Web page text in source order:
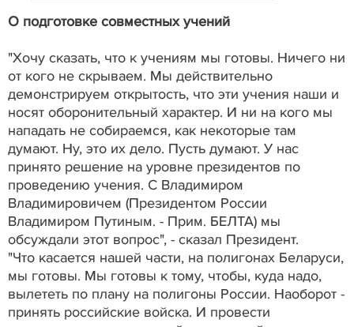
О подготовке совместных учений
"Хочу сказать, что к учениям мы готовы. Ничего ни
от кого не скрываем. Мы действительно
демонстрируем открытость, что эти учения наши и
носят оборонительный характер. И ни на кого мы
нападать не собираемся, как некоторые там
думают. Ну, это их дело. Пусть думают. У нас
принято решение на уровне президентов по
проведению учения. С Владимиром
Владимировичем (Президентом России
Владимиром Путиным. - Прим. БЕЛТА) мы
обсуждали этот вопрос", - сказал Президент.
"Что касается нашей части, на полигонах Беларуси,
мы готовы. Мы готовы к тому, чтобы, куда надо,
вылететь по плану на полигоны России. Наоборот -
принять российские войска. И провести